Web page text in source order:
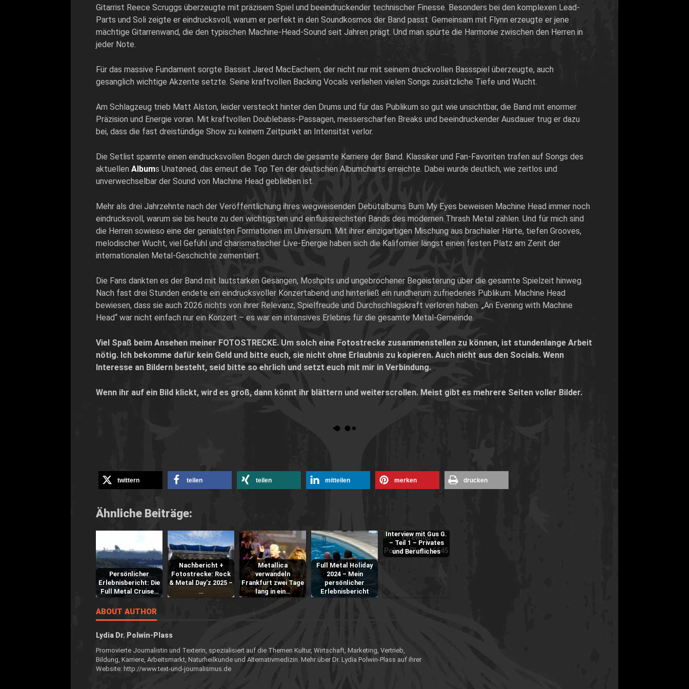
Gitarrist Reece Scruggs überzeugte mit präzisem Spiel und beeindruckender technischer Finesse. Besonders bei den komplexen Lead-
Parts und Soli zeigte er eindrucksvoll, warum er perfekt in den Soundkosmos der Band passt. Gemeinsam mit Flynn erzeugte er jene
mächtige Gitarrenwand, die den typischen Machine-Head-Sound seit Jahren prägt. Und man spürte die Harmonie zwischen den Herren in
jeder Note.
Für das massive Fundament sorgte Bassist Jared MacEachern, der nicht nur mit seinem druckvollen Bassspiel überzeugte, auch
gesanglich wichtige Akzente setzte. Seine kraftvollen Backing Vocals verliehen vielen Songs zusätzliche Tiefe und Wucht.
Am Schlagzeug trieb Matt Alston, leider versteckt hinter den Drums und für das Publikum so gut wie unsichtbar, die Band mit enormer
Präzision und Energie voran. Mit kraftvollen Doublebass-Passagen, messerscharfen Breaks und beeindruckender Ausdauer trug er dazu
bei, dass die fast dreistündige Show zu keinem Zeitpunkt an Intensität verlor.
Die Setlist spannte einen eindrucksvollen Bogen durch die gesamte Karriere der Band. Klassiker und Fan-Favoriten trafen auf Songs des
aktuellen Albums Unatøned, das erneut die Top Ten der deutschen Albumcharts erreichte. Dabei wurde deutlich, wie zeitlos und
unverwechselbar der Sound von Machine Head geblieben ist.
Mehr als drei Jahrzehnte nach der Veröffentlichung ihres wegweisenden Debütalbums Burn My Eyes beweisen Machine Head immer noch
eindrucksvoll, warum sie bis heute zu den wichtigsten und einflussreichsten Bands des modernen Thrash Metal zählen. Und für mich sind
die Herren sowieso eine der genialsten Formationen im Universum. Mit ihrer einzigartigen Mischung aus brachialer Härte, tiefen Grooves,
melodischer Wucht, viel Gefühl und charismatischer Live-Energie haben sich die Kalifornier längst einen festen Platz am Zenit der
internationalen Metal-Geschichte zementiert.
Die Fans dankten es der Band mit lautstarken Gesängen, Moshpits und ungebrochener Begeisterung über die gesamte Spielzeit hinweg.
Nach fast drei Stunden endete ein eindrucksvoller Konzertabend und hinterließ ein rundherum zufriedenes Publikum. Machine Head
bewiesen, dass sie auch 2026 nichts von ihrer Relevanz, Spielfreude und Durchschlagskraft verloren haben. „An Evening with Machine
Head“ war nicht einfach nur ein Konzert – es war ein intensives Erlebnis für die gesamte Metal-Gemeinde.
Viel Spaß beim Ansehen meiner FOTOSTRECKE. Um solch eine Fotostrecke zusammenstellen zu können, ist stundenlange Arbeit
nötig. Ich bekomme dafür kein Geld und bitte euch, sie nicht ohne Erlaubnis zu kopieren. Auch nicht aus den Socials. Wenn
Interesse an Bildern besteht, seid bitte so ehrlich und setzt euch mit mir in Verbindung.
Wenn ihr auf ein Bild klickt, wird es groß, dann könnt ihr blättern und weiterscrollen. Meist gibt es mehrere Seiten voller Bilder.
twittern teilen teilen mitteilen merken drucken
Ähnliche Beiträge:
Persönlicher
Erlebnisbericht: Die
Full Metal Cruise…
Nachbericht +
Fotostrecke: Rock
& Metal Day’z 2025 –
…
Metallica
verwandeln
Frankfurt zwei Tage
lang in ein…
Full Metal Holiday
2024 – Mein
persönlicher
Erlebnisbericht
Interview mit Gus G.
– Teil 1 – Privates
und Berufliches
ABOUT AUTHOR
Lydia Dr. Polwin-Plass
Promovierte Journalistin und Texterin, spezialisiert auf die Themen Kultur, Wirtschaft, Marketing, Vertrieb,
Bildung, Karriere, Arbeitsmarkt, Naturheilkunde und Alternativmedizin. Mehr über Dr. Lydia Polwin-Plass auf ihrer
Website: http://www.text-und-journalismus.de